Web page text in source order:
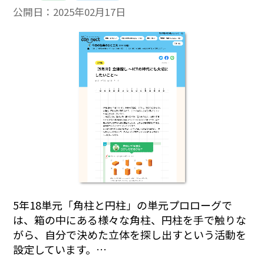
公開日： 2025年02月17日
5年18単元「角柱と円柱」の単元プロローグで
は、箱の中にある様々な角柱、円柱を手で触りな
がら、自分で決めた立体を探し出すという活動を
設定しています。…